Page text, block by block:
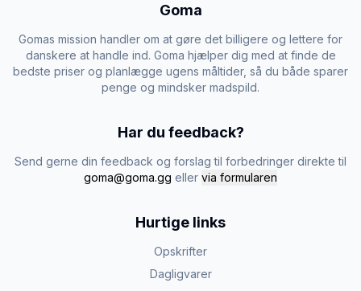
Goma
Gomas mission handler om at gøre det billigere og lettere for
danskere at handle ind. Goma hjælper dig med at finde de
bedste priser og planlægge ugens måltider, så du både sparer
penge og mindsker madspild.
Har du feedback?
Send gerne din feedback og forslag til forbedringer direkte til
goma@goma.gg eller via formularen
Hurtige links
Opskrifter
Dagligvarer